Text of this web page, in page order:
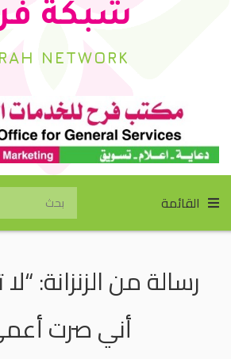
شبكة
NETWORK
القائمة
رسالة من الزنزانة:
أني صرت